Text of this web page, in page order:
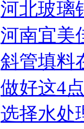
河北玻璃
河南宜美
斜管填料
做好这4
选择水处